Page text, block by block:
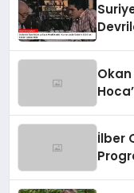
İlber